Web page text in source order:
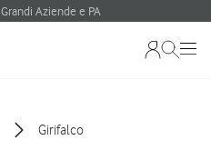
Grandi Aziende e PA
Girifalco